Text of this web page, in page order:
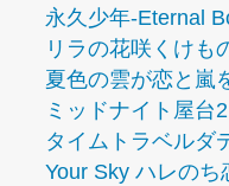
永久少年-Eternal
リラの花咲くけも
夏色の雲が恋と嵐
ミッドナイト屋台
タイムトラベルダ
Your Sky ハレのち